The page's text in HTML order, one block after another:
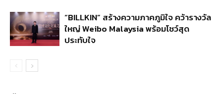
“BILLKIN” สร้างความภาคภูมิใจ คว้ารางวัล
ใหญ่ Weibo Malaysia พร้อมโชว์สุด
ประทับใจ